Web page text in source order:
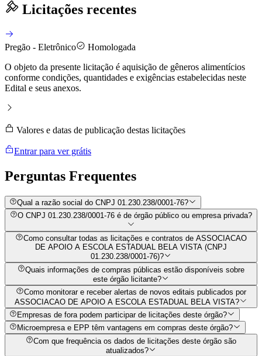
Licitações recentes
Pregão - Eletrônico
Homologada
O objeto da presente licitação é aquisição de gêneros alimentícios
conforme condições, quantidades e exigências estabelecidas neste
Edital e seus anexos.
Valores e datas de publicação destas licitações
Entrar para ver grátis
Perguntas Frequentes
Qual a razão social do CNPJ 01.230.238/0001-76?
O CNPJ 01.230.238/0001-76 é de órgão público ou empresa privada?
Como consultar todas as licitações e contratos de ASSOCIACAO
DE APOIO A ESCOLA ESTADUAL BELA VISTA (CNPJ
01.230.238/0001-76)?
Quais informações de compras públicas estão disponíveis sobre
este órgão licitante?
Como monitorar e receber alertas de novos editais publicados por
ASSOCIACAO DE APOIO A ESCOLA ESTADUAL BELA VISTA?
Empresas de fora podem participar de licitações deste órgão?
Microempresa e EPP têm vantagens em compras deste órgão?
Com que frequência os dados de licitações deste órgão são
atualizados?